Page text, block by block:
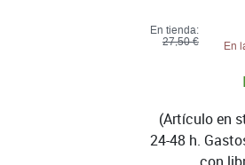
En tienda:
27,50 €
En
(Artículo en
24-48 h.